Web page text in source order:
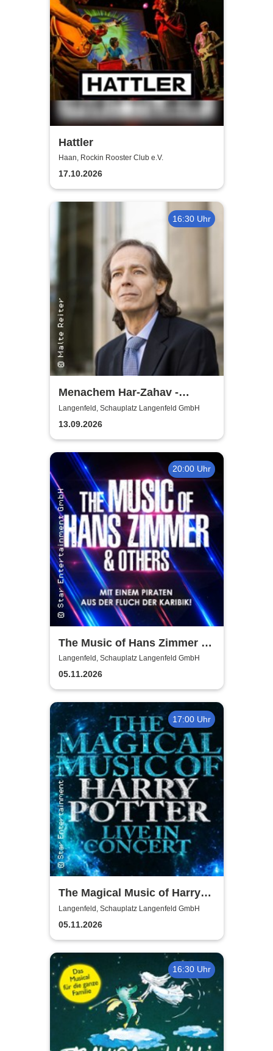
Hattler
Haan, Rockin Rooster Club e.V.
17.10.2026
16:30 Uhr
Menachem Har-Zahav -
Klassiker der romantischen
Klavierliteratur /
Meisterkonzert
Langenfeld, Schauplatz Langenfeld GmbH
13.09.2026
20:00 Uhr
The Music of Hans Zimmer &
Others - A Celebration of Film
Music
Langenfeld, Schauplatz Langenfeld GmbH
05.11.2026
17:00 Uhr
The Magical Music of Harry
Potter - Live in Concert
Langenfeld, Schauplatz Langenfeld GmbH
05.11.2026
16:30 Uhr